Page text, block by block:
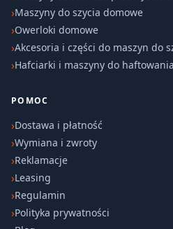
Maszyny do szycia domowe
Owerloki domowe
Akcesoria i części do maszyn do
Hafciarki i maszyny do haftowania
POMOC
Dostawa i płatność
Wymiana i zwroty
Reklamacje
Leasing
Regulamin
Polityka prywatności